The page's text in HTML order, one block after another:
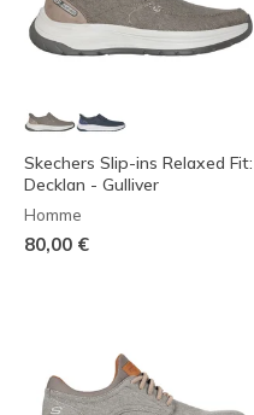
Skechers Slip-ins Relaxed Fit:
Decklan - Gulliver
Homme
80,00 €